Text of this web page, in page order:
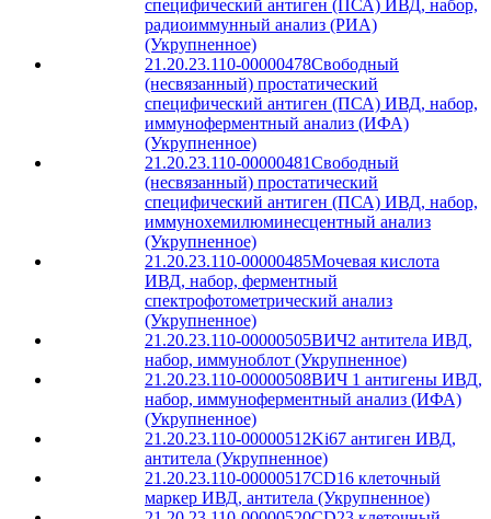
специфический антиген (ПСА) ИВД, набор,
радиоиммунный анализ (РИА)
(Укрупненное)
21.20.23.110-00000478Свободный
(несвязанный) простатический
специфический антиген (ПСА) ИВД, набор,
иммуноферментный анализ (ИФА)
(Укрупненное)
21.20.23.110-00000481Свободный
(несвязанный) простатический
специфический антиген (ПСА) ИВД, набор,
иммунохемилюминесцентный анализ
(Укрупненное)
21.20.23.110-00000485Мочевая кислота
ИВД, набор, ферментный
спектрофотометрический анализ
(Укрупненное)
21.20.23.110-00000505ВИЧ2 антитела ИВД,
набор, иммуноблот (Укрупненное)
21.20.23.110-00000508ВИЧ 1 антигены ИВД,
набор, иммуноферментный анализ (ИФА)
(Укрупненное)
21.20.23.110-00000512Ki67 антиген ИВД,
антитела (Укрупненное)
21.20.23.110-00000517CD16 клеточный
маркер ИВД, антитела (Укрупненное)